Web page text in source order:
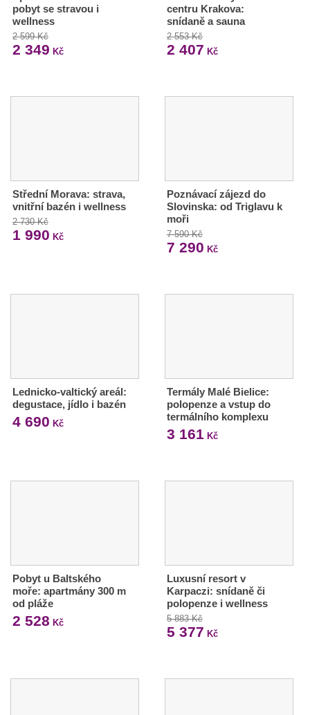
pobyt se stravou i
wellness
2 599 Kč
2 349 Kč
centru Krakova:
snídaně a sauna
2 553 Kč
2 407 Kč
Střední Morava: strava,
vnitřní bazén i wellness
2 730 Kč
1 990 Kč
Poznávací zájezd do
Slovinska: od Triglavu k
moři
7 590 Kč
7 290 Kč
Lednicko-valtický areál:
degustace, jídlo i bazén
4 690 Kč
Termály Malé Bielice:
polopenze a vstup do
termálního komplexu
3 161 Kč
Pobyt u Baltského
moře: apartmány 300 m
od pláže
2 528 Kč
Luxusní resort v
Karpaczi: snídaně či
polopenze i wellness
5 883 Kč
5 377 Kč